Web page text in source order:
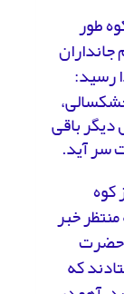
طور
جانداران
رسید:
باقی
سر آید.
خبر
حضرت
که